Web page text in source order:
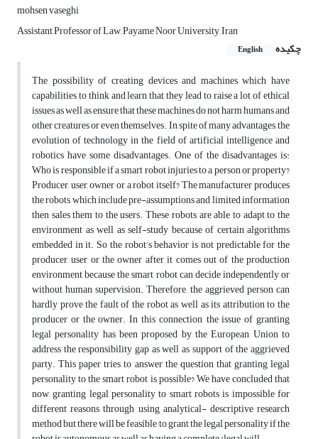
mohsen vaseghi
Assistant Professor of Law, Payame Noor University, Iran
چکیده
English
The possibility of creating devices and machines which have
capabilities to think and learn that they lead to raise a lot of ethical
issues as well as ensure that these machines do not harm humans and
other creatures or even themselves. In spite of many advantages, the
evolution of technology in the field of artificial intelligence and
robotics have some disadvantages. One of the disadvantages is:
Who is responsible if a smart robot injuries to a person or property?
Producer, user, owner or a robot itself? The manufacturer produces
the robots which include pre-assumptions and limited information
then sales them to the users. These robots are able to adapt to the
environment as well as self-study because of certain algorithms
embedded in it. So the robot’s behavior is not predictable for the
producer, user or the owner after it comes out of the production
environment because the smart robot can decide independently or
without human supervision. Therefore, the aggrieved person can
hardly prove the fault of the robot as well as its attribution to the
producer or the owner. In this connection, the issue of granting
legal personality has been proposed by the European Union to
address the responsibility gap as well as support of the aggrieved
party. This paper tries to answer the question that granting legal
personality to the smart robot is possible? We have concluded that
now, granting legal personality to smart robots is impossible for
different reasons through using analytical- descriptive research
method but there will be feasible to grant the legal personality if the